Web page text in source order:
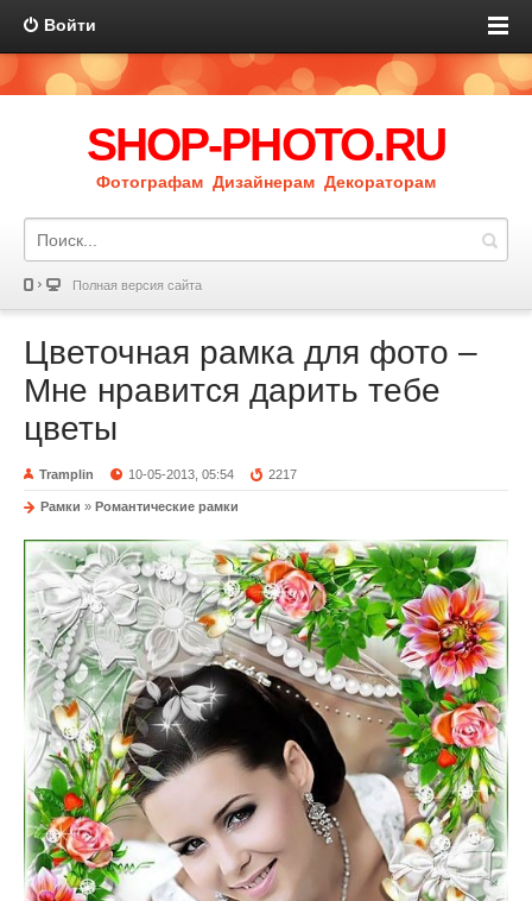
Войти
SHOP-PHOTO.RU
Фотографам Дизайнерам Декораторам
Полная версия сайта
Цветочная рамка для фото –
Мне нравится дарить тебе
цветы
Tramplin 10-05-2013, 05:54 2217
Рамки » Романтические рамки